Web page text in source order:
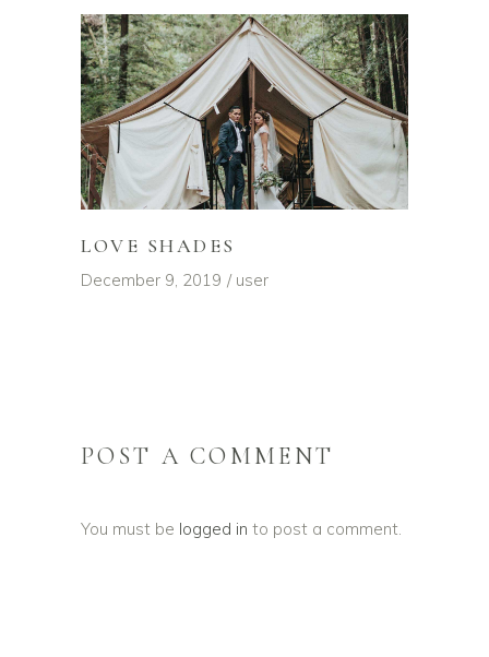
LOVE SHADES
December 9, 2019 user
POST A COMMENT
You must be logged in to post a comment.